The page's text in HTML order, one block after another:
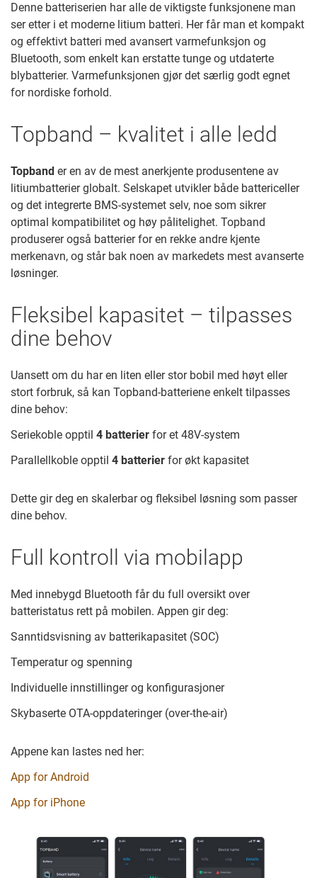
Denne batteriserien har alle de viktigste funksjonene man
ser etter i et moderne litium batteri. Her får man et kompakt
og effektivt batteri med avansert varmefunksjon og
Bluetooth, som enkelt kan erstatte tunge og utdaterte
blybatterier. Varmefunksjonen gjør det særlig godt egnet
for nordiske forhold.
Topband – kvalitet i alle ledd
Topband er en av de mest anerkjente produsentene av
litiumbatterier globalt. Selskapet utvikler både battericeller
og det integrerte BMS-systemet selv, noe som sikrer
optimal kompatibilitet og høy pålitelighet. Topband
produserer også batterier for en rekke andre kjente
merkenavn, og står bak noen av markedets mest avanserte
løsninger.
Fleksibel kapasitet – tilpasses
dine behov
Uansett om du har en liten eller stor bobil med høyt eller
stort forbruk, så kan Topband-batteriene enkelt tilpasses
dine behov:
Seriekoble opptil 4 batterier for et 48V-system
Parallellkoble opptil 4 batterier for økt kapasitet
Dette gir deg en skalerbar og fleksibel løsning som passer
dine behov.
Full kontroll via mobilapp
Med innebygd Bluetooth får du full oversikt over
batteristatus rett på mobilen. Appen gir deg:
Sanntidsvisning av batterikapasitet (SOC)
Temperatur og spenning
Individuelle innstillinger og konfigurasjoner
Skybaserte OTA-oppdateringer (over-the-air)
Appene kan lastes ned her:
App for Android
App for iPhone